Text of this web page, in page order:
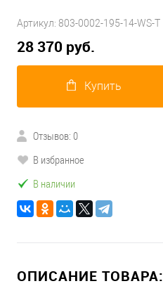
Артикул: 803-0002-195-14-WS-T
28 370 руб.
Купить
Отзывов: 0
В избранное
В наличии
ОПИСАНИЕ ТОВАРА: